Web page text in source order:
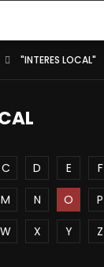
"INTERES LOCAL"
C D E F
M N O P
W X Y Z